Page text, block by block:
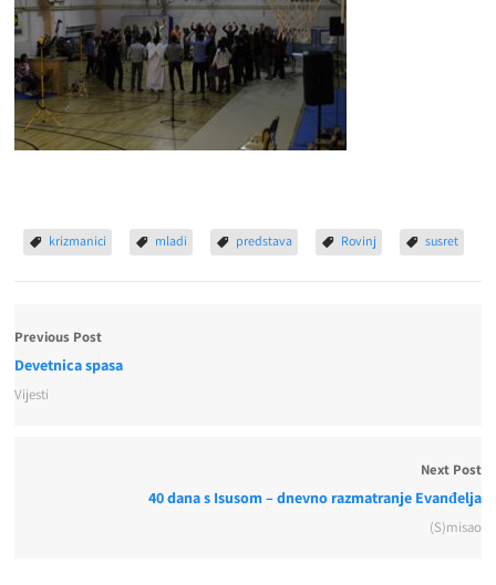
krizmanici mladi predstava Rovinj susret
Previous Post
Devetnica spasa
Vijesti
Next Post
40 dana s Isusom – dnevno razmatranje Evanđelja
(S)misao